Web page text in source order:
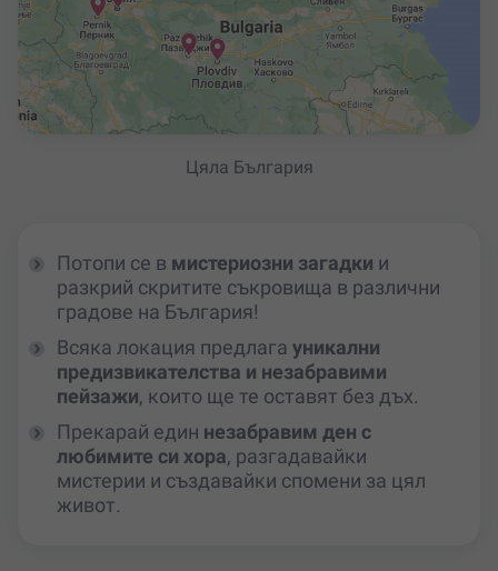
Цяла България
Потопи се в мистериозни загадки и
разкрий скритите съкровища в различни
градове на България!
Всяка локация предлага уникални
предизвикателства и незабравими
пейзажи, които ще те оставят без дъх.
Прекарай един незабравим ден с
любимите си хора, разгадавайки
мистерии и създавайки спомени за цял
живот.